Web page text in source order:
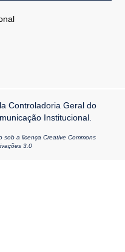
Controladoria Geral do
Institucional.
sob a licença Creative Commons
3.0